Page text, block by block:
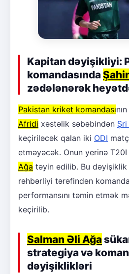
Kapitan dəyişikliyi:
komandasında
zədələnərək
Pakistan kriket komandası
Afridi xəstəlik səbəbindən
keçiriləcək qalan iki ODI
etməyəcək. Onun yerinə T20I
Ağa təyin edilib. Bu dəyişiklik
rəhbərliyi tərəfindən
performansını təmin etmək
keçirilib.
Salman Əli Ağa
strategiya və
dəyişiklikləri